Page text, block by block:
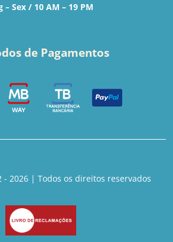
– Sex / 10 AM – 19 PM
de Pagamentos
- 2026 | Todos os direitos reservados